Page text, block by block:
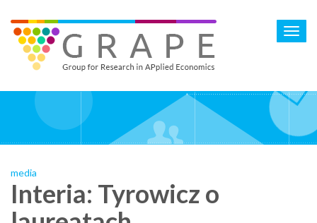
main
content
media
Interia: Tyrowicz o